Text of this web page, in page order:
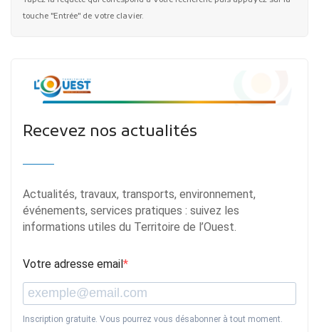
touche "Entrée" de votre clavier.
Recevez nos actualités
Actualités, travaux, transports, environnement,
événements, services pratiques : suivez les
informations utiles du Territoire de l’Ouest.
Votre adresse email
Inscription gratuite. Vous pourrez vous désabonner à tout moment.